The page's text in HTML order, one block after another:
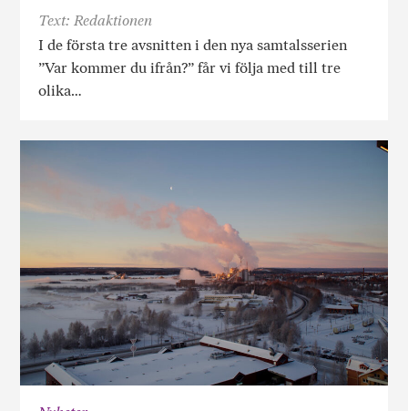
Text: Redaktionen
I de första tre avsnitten i den nya samtalsserien
”Var kommer du ifrån?” får vi följa med till tre
olika…